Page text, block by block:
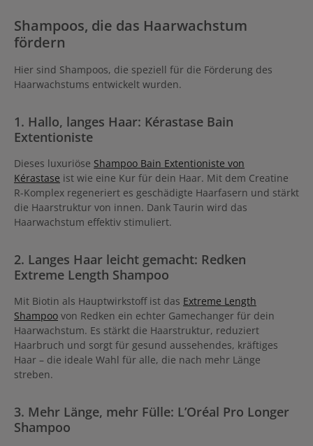
Shampoos, die das Haarwachstum
fördern
Hier sind Shampoos, die speziell für die Förderung des
Haarwachstums entwickelt wurden.
1. Hallo, langes Haar: Kérastase Bain
Extentioniste
Dieses luxuriöse Shampoo Bain Extentioniste von
Kérastase ist wie eine Kur für dein Haar. Mit dem Creatine
R-Komplex regeneriert es geschädigte Haarfasern und stärkt
die Haarstruktur von innen. Dank Taurin wird das
Haarwachstum effektiv stimuliert.
2. Langes Haar leicht gemacht: Redken
Extreme Length Shampoo
Mit Biotin als Hauptwirkstoff ist das Extreme Length
Shampoo von Redken ein echter Gamechanger für dein
Haarwachstum. Es stärkt die Haarstruktur, reduziert
Haarbruch und sorgt für gesund aussehendes, kräftiges
Haar – die ideale Wahl für alle, die nach mehr Länge
streben.
3. Mehr Länge, mehr Fülle: L’Oréal Pro Longer
Shampoo